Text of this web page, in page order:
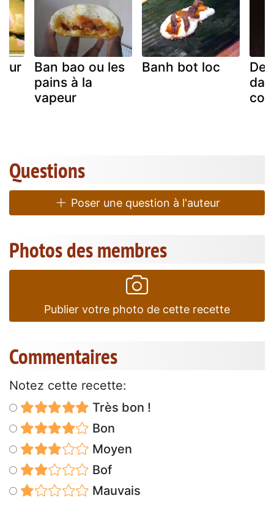
Ban bao ou les
pains à la
vapeur
Banh bot loc
Questions
Poser une question à l'auteur
Photos des membres
Publier votre photo de cette recette
Commentaires
Notez cette recette:
Très bon !
Bon
Moyen
Bof
Mauvais